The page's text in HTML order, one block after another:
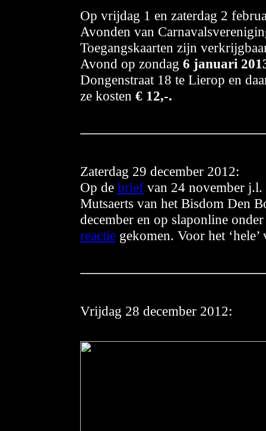
Op vrijdag 1 en zaterdag 2
Avonden van
Toegangskaarten zijn
Avond op zondag 6 januari
Dongenstraat 18 te Lierop en
ze kosten € 12,-.
Zaterdag 29 december 2012:
Op de briefvan 24 november j.l.
Mutsaerts van het Bisdom Den
december en op slaponline
reactiegekomen. Voor het ‘hele’
Vrijdag 28 december 2012: